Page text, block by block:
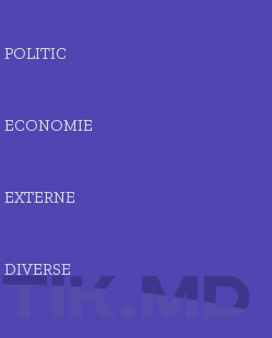
POLITIC
ECONOMIE
EXTERNE
DIVERSE